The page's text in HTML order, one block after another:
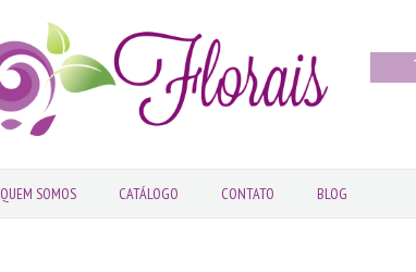
QUEM SOMOS CATÁLOGO CONTATO BLOG